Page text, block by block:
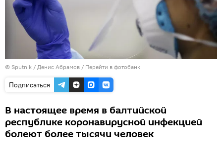
© Sputnik / Денис Абрамов / Перейти в фотобанк
Подписаться
В настоящее время в балтийской
республике коронавирусной инфекцией
болеют более тысячи человек